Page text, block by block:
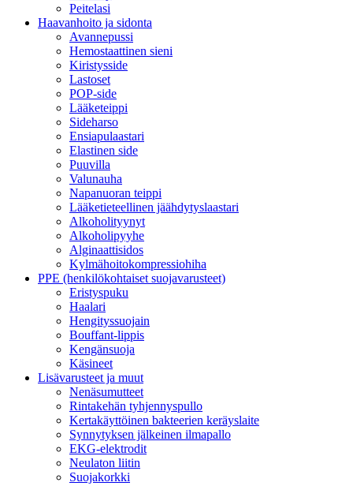
Peitelasi
Haavanhoito ja sidonta
Avannepussi
Hemostaattinen sieni
Kiristysside
Lastoset
POP-side
Lääketeippi
Sideharso
Ensiapulaastari
Elastinen side
Puuvilla
Valunauha
Napanuoran teippi
Lääketieteellinen jäähdytyslaastari
Alkoholityynyt
Alkoholipyyhe
Alginaattisidos
Kylmähoitokompressiohiha
PPE (henkilökohtaiset suojavarusteet)
Eristyspuku
Haalari
Hengityssuojain
Bouffant-lippis
Kengänsuoja
Käsineet
Lisävarusteet ja muut
Nenäsumutteet
Rintakehän tyhjennyspullo
Kertakäyttöinen bakteerien keräyslaite
Synnytyksen jälkeinen ilmapallo
EKG-elektrodit
Neulaton liitin
Suojakorkki